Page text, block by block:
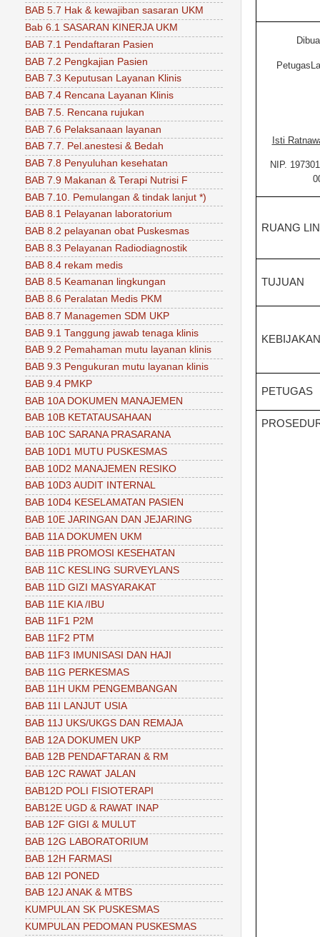
Isti
NIP.
RUANG
TUJUAN
PETUGAS
BAB 5.7 Hak & kewajiban sasaran UKM
Bab 6.1 SASARAN KINERJA UKM
BAB 7.1 Pendaftaran Pasien
BAB 7.2 Pengkajian Pasien
BAB 7.3 Keputusan Layanan Klinis
BAB 7.4 Rencana Layanan Klinis
BAB 7.5. Rencana rujukan
BAB 7.6 Pelaksanaan layanan
BAB 7.7. Pel.anestesi & Bedah
BAB 7.8 Penyuluhan kesehatan
BAB 7.9 Makanan & Terapi Nutrisi F
BAB 7.10. Pemulangan & tindak lanjut *)
BAB 8.1 Pelayanan laboratorium
BAB 8.2 pelayanan obat Puskesmas
BAB 8.3 Pelayanan Radiodiagnostik
BAB 8.4 rekam medis
BAB 8.5 Keamanan lingkungan
BAB 8.6 Peralatan Medis PKM
BAB 8.7 Managemen SDM UKP
BAB 9.1 Tanggung jawab tenaga klinis
BAB 9.2 Pemahaman mutu layanan klinis
BAB 9.3 Pengukuran mutu layanan klinis
BAB 9.4 PMKP
BAB 10A DOKUMEN MANAJEMEN
BAB 10B KETATAUSAHAAN
BAB 10C SARANA PRASARANA
BAB 10D1 MUTU PUSKESMAS
BAB 10D2 MANAJEMEN RESIKO
BAB 10D3 AUDIT INTERNAL
BAB 10D4 KESELAMATAN PASIEN
BAB 10E JARINGAN DAN JEJARING
BAB 11A DOKUMEN UKM
BAB 11B PROMOSI KESEHATAN
BAB 11C KESLING SURVEYLANS
BAB 11D GIZI MASYARAKAT
BAB 11E KIA /IBU
BAB 11F1 P2M
BAB 11F2 PTM
BAB 11F3 IMUNISASI DAN HAJI
BAB 11G PERKESMAS
BAB 11H UKM PENGEMBANGAN
BAB 11I LANJUT USIA
BAB 11J UKS/UKGS DAN REMAJA
BAB 12A DOKUMEN UKP
BAB 12B PENDAFTARAN & RM
BAB 12C RAWAT JALAN
BAB12D POLI FISIOTERAPI
BAB12E UGD & RAWAT INAP
BAB 12F GIGI & MULUT
BAB 12G LABORATORIUM
BAB 12H FARMASI
BAB 12I PONED
BAB 12J ANAK & MTBS
KUMPULAN SK PUSKESMAS
KUMPULAN PEDOMAN PUSKESMAS